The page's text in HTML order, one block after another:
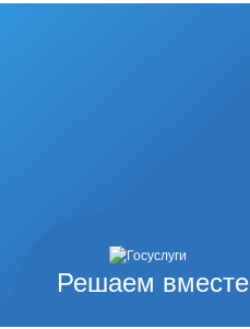
Решаем вместе